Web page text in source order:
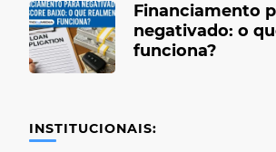
Financiamento
negativado: o
funciona?
INSTITUCIONAIS: